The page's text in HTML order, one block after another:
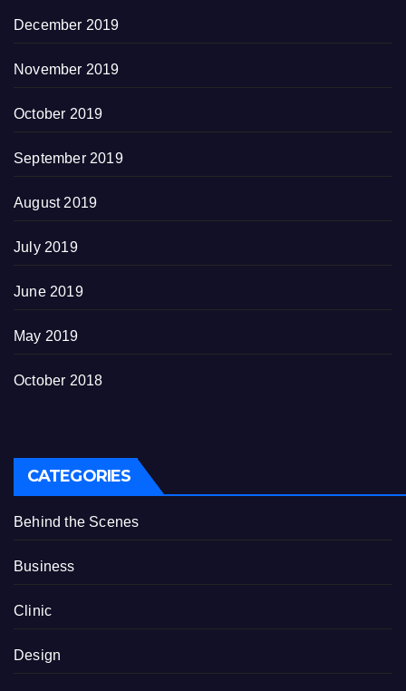
December 2019
November 2019
October 2019
September 2019
August 2019
July 2019
June 2019
May 2019
October 2018
CATEGORIES
Behind the Scenes
Business
Clinic
Design